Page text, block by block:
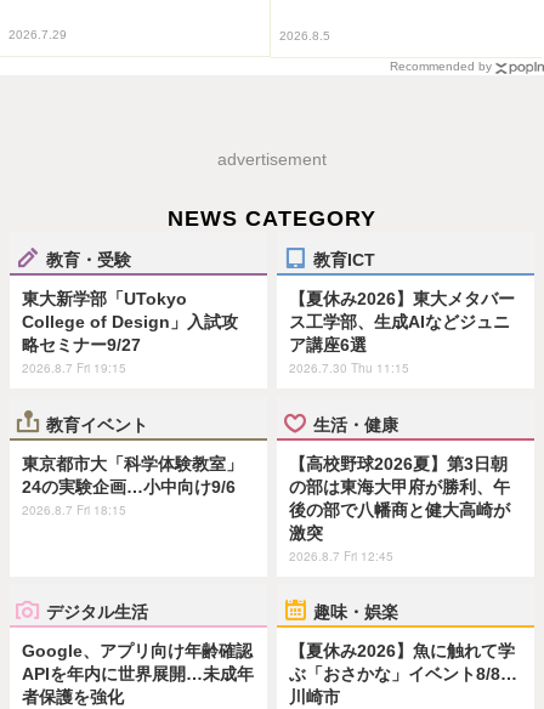
2026.7.29 2026.8.5
Recommended by
advertisement
NEWS CATEGORY
教育・受験
東大新学部「UTokyo
College of Design」入試攻
略セミナー9/27
2026.8.7 Fri 19:15
教育ICT
【夏休み2026】東大メタバー
ス工学部、生成AIなどジュニ
ア講座6選
2026.7.30 Thu 11:15
教育イベント
東京都市大「科学体験教室」
24の実験企画…小中向け9/6
2026.8.7 Fri 18:15
生活・健康
【高校野球2026夏】第3日朝
の部は東海大甲府が勝利、午
後の部で八幡商と健大高崎が
激突
2026.8.7 Fri 12:45
デジタル生活
Google、アプリ向け年齢確認
APIを年内に世界展開…未成年
者保護を強化
趣味・娯楽
【夏休み2026】魚に触れて学
ぶ「おさかな」イベント8/8…
川崎市